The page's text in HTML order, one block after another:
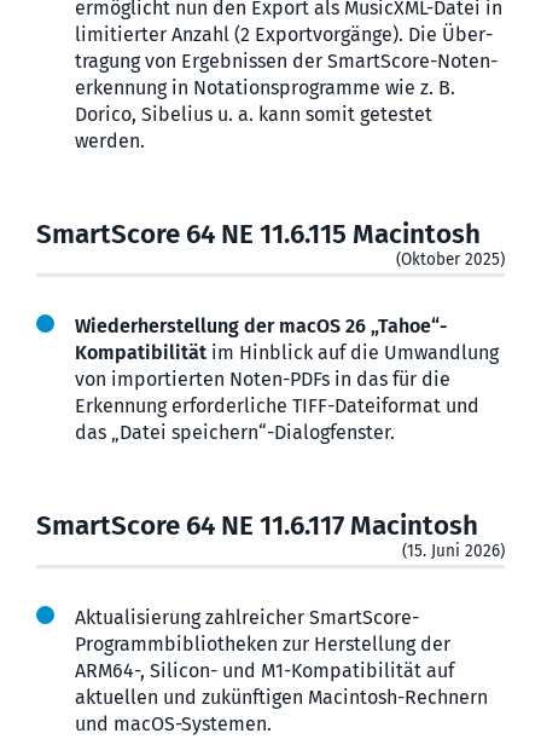
ermög­licht nun den Export als MusicXML-Datei in
limi­tierter Anzahl (2 Export­vor­gänge). Die Über­
tra­gung von Ergeb­nissen der SmartScore-Noten­
er­kennung in Notations­programme wie z. B.
Dorico, Sibelius u. a. kann somit getestet
werden.
SmartScore 64 NE 11.6.115 Macintosh
(Oktober 2025)
Wiederherstellung der macOS 26 „Tahoe“-
Kompa­ti­bilität im Hinblick auf die Umwand­lung
von impor­tierten Noten-PDFs in das für die
Erkennung erforder­liche TIFF-Dateiformat und
das „Datei speichern“-Dialog­fenster.
SmartScore 64 NE 11.6.117 Macintosh
(15. Juni 2026)
Aktualisierung zahl­reicher SmartScore-
Programm­biblio­theken zur Herstellung der
ARM64-, Silicon- und M1-Kompa­tibili­tät auf
aktuellen und zukünftigen Macintosh-Rechnern
und macOS-Systemen.